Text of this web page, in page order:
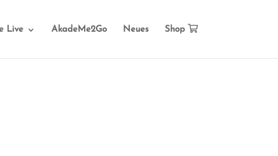
Live AkadeMe2Go Neues Shop